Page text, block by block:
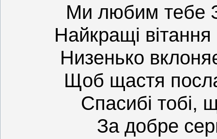
Ми любим тебе
Найкращі
Низенько
Щоб щастя
Спасибі тобі,
За добре